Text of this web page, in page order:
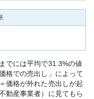
でには平均で31.3%の値
格での売出し」によって
価格が外れた売出しが起
動産事業者）に見てもら